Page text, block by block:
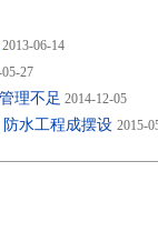
2013-06-14
27
理不足 2014-12-05
水工程成摆设 2015-